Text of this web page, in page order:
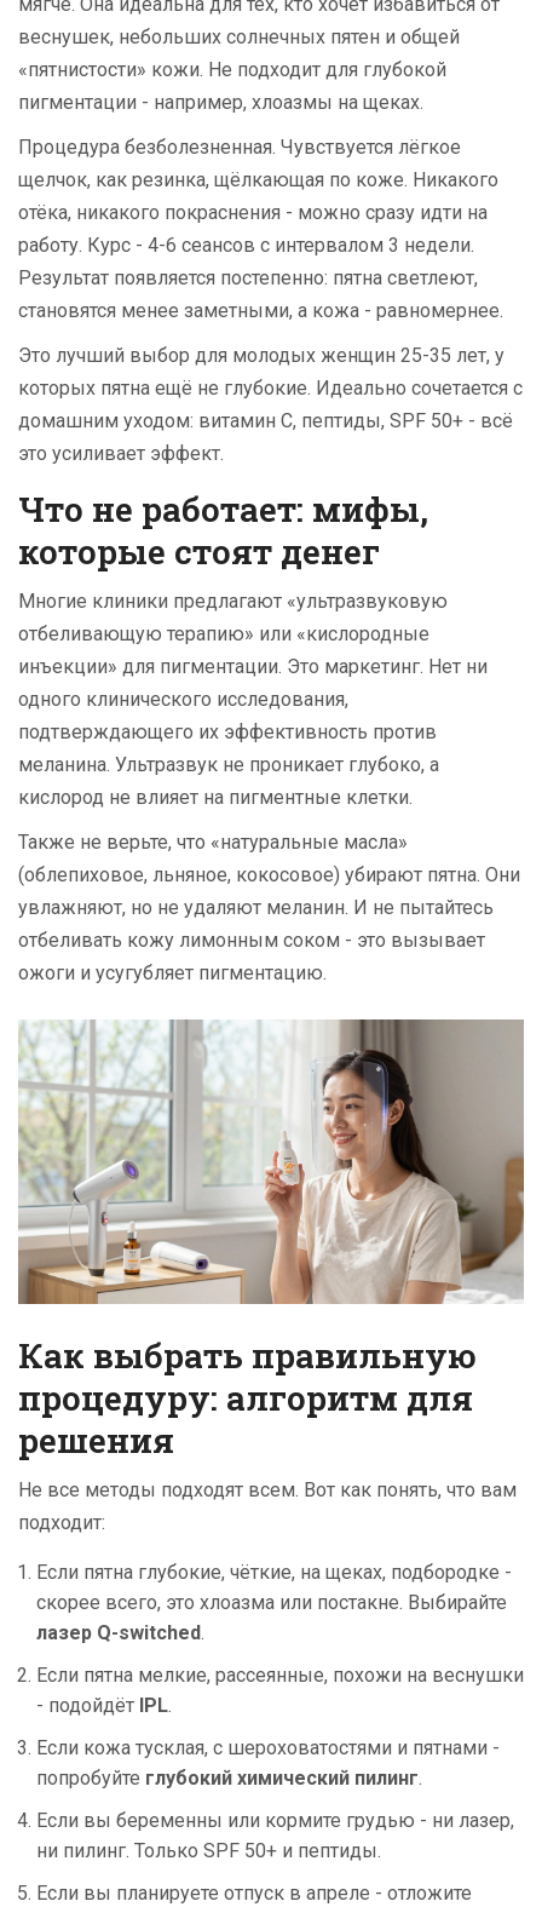
веснушек, небольших солнечных пятен и общей
«пятнистости» кожи. Не подходит для глубокой
пигментации - например, хлоазмы на щеках.
Процедура безболезненная. Чувствуется лёгкое
щелчок, как резинка, щёлкающая по коже. Никакого
отёка, никакого покраснения - можно сразу идти на
работу. Курс - 4-6 сеансов с интервалом 3 недели.
Результат появляется постепенно: пятна светлеют,
становятся менее заметными, а кожа - равномернее.
Это лучший выбор для молодых женщин 25-35 лет, у
которых пятна ещё не глубокие. Идеально сочетается с
домашним уходом: витамин С, пептиды, SPF 50+ - всё
это усиливает эффект.
Что не работает: мифы,
которые стоят денег
Многие клиники предлагают «ультразвуковую
отбеливающую терапию» или «кислородные
инъекции» для пигментации. Это маркетинг. Нет ни
одного клинического исследования,
подтверждающего их эффективность против
меланина. Ультразвук не проникает глубоко, а
кислород не влияет на пигментные клетки.
Также не верьте, что «натуральные масла»
(облепиховое, льняное, кокосовое) убирают пятна. Они
увлажняют, но не удаляют меланин. И не пытайтесь
отбеливать кожу лимонным соком - это вызывает
ожоги и усугубляет пигментацию.
Как выбрать правильную
процедуру: алгоритм для
решения
Не все методы подходят всем. Вот как понять, что вам
подходит:
Если пятна глубокие, чёткие, на щеках, подбородке -
скорее всего, это хлоазма или постакне. Выбирайте
лазер Q-switched.
Если пятна мелкие, рассеянные, похожи на веснушки
- подойдёт IPL.
Если кожа тусклая, с шероховатостями и пятнами -
попробуйте глубокий химический пилинг.
Если вы беременны или кормите грудью - ни лазер,
ни пилинг. Только SPF 50+ и пептиды.
Если вы планируете отпуск в апреле - отложите